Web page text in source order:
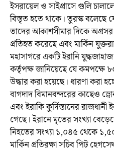
ইসরায়েল ও সাইপ্রাসে গুলি
বিস্তৃত হতে থাকে। তুরস্ক বলেছে যে
তাদের আকাশসীমার দিকে অগ্রসর
প্রতিহত করেছে এবং মার্কিন
মহাসাগরে একটি ইরানি
কর্তৃপক্ষ জানিয়েছে যে
উদ্ধার করা হয়েছে। ধারণা করা
বাগদাদ বিমানবন্দরের কাছেও
এবং ইরাকি কুর্দিস্তানের
গেছে। ইরানে মৃতের সংখ্যা
নিহতের সংখ্যা ১,০৪৫ থেকে
মার্কিন প্রতিরক্ষা সচিব পিট